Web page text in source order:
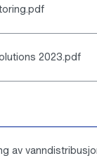
2023.pdf
av